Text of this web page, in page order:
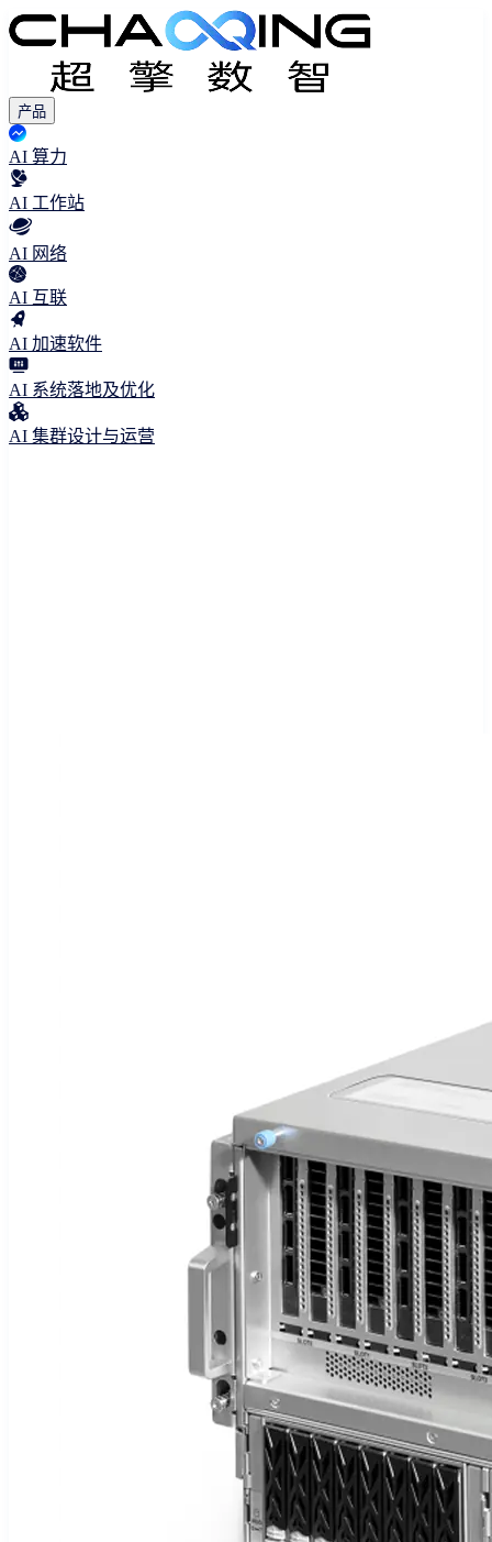
产品
AI 算力
AI 工作站
AI 网络
AI 互联
AI 加速软件
AI 系统落地及优化
AI 集群设计与运营